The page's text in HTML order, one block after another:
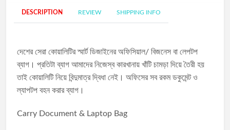
DESCRIPTION REVIEW SHIPPING INFO
দেশের সেরা কোয়ালিটির স্মার্ট ডিজাইনের অফিসিয়াল/ বিজনেস বা লেপটপ
ব্যাগ। প্রতিটা ব্যাগ আমাদের নিজেস্ব কারখানায় খাঁটি চামড়া দিয়ে তৈরী হয়
তাই কোয়ালিটি নিয়ে বিন্দুমাত্র দ্বিধা নেই। অফিসের সব রকম ডকুমেন্ট ও
ল্যাপটপ বহন করার ব্যাগ।
Carry Document & Laptop Bag